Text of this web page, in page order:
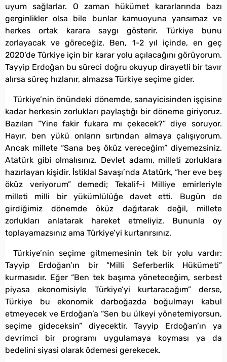
uyum sağlarlar. O zaman hükümet kararlarında bazı
gerginlikler olsa bile bunlar kamuoyuna yansımaz ve
herkes ortak karara saygı gösterir. Türkiye bunu
zorlayacak ve göreceğiz. Ben, 1-2 yıl içinde, en geç
2020’de Türkiye için bir karar yolu açılacağını görüyorum.
Tayyip Erdoğan bu süreci doğru okuyup dirayetli bir tavır
alırsa süreç hızlanır, almazsa Türkiye seçime gider.
Türkiye’nin önündeki dönemde, sanayicisinden işçisine
kadar herkesin zorlukları paylaştığı bir döneme giriyoruz.
Bazıları “Yine fakir fukara mı çekecek?” diye soruyor.
Hayır, ben yükü onların sırtından almaya çalışıyorum.
Ancak millete “Sana beş öküz vereceğim” diyemezsiniz.
Atatürk gibi olmalısınız. Devlet adamı, milleti zorluklara
hazırlayan kişidir. İstiklal Savaşı’nda Atatürk, “her eve beş
öküz veriyorum” demedi; Tekalif-i Milliye emirleriyle
milleti milli bir yükümlülüğe davet etti. Bugün de
girdiğimiz dönemde öküz dağıtarak değil, millete
zorlukları anlatarak hareket etmeliyiz. Bununla oy
toplayamazsınız ama Türkiye’yi kurtarırsınız.
Türkiye’nin seçime gitmemesinin tek bir yolu vardır:
Tayyip Erdoğan’ın bir “Milli Seferberlik Hükümeti”
kurmasıdır. Eğer “Ben tek başıma yöneteceğim, serbest
piyasa ekonomisiyle Türkiye’yi kurtaracağım” derse,
Türkiye bu ekonomik darboğazda boğulmayı kabul
etmeyecek ve Erdoğan’a “Sen bu ülkeyi yönetemiyorsun,
seçime gideceksin” diyecektir. Tayyip Erdoğan’ın ya
devrimci bir programı uygulamaya koyması ya da
bedelini siyasi olarak ödemesi gerekecek.